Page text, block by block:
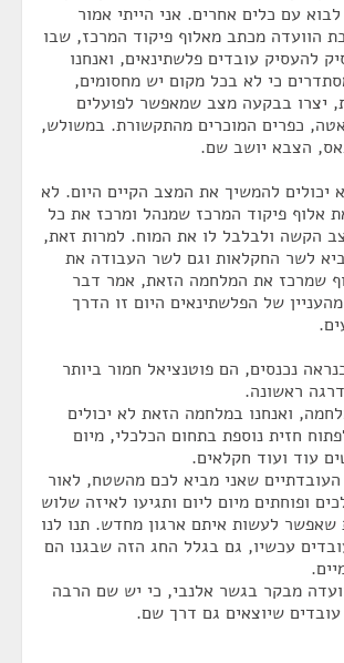
עם כלים אחרים. אני הייתי אמור
הוועדה מכתב מאלוף פיקוד המרכז, שבו
להעסיק עובדים פלשתינאים, ואנחנו
כי לא בכל מקום יש מחסומים,
יצרו בבקעה מצב שמאפשר לפועלים
כפרים המוכרים מהתקשורת. במשולש,
הצבא יושב שם.
יכולים להמשיך את המצב הקיים היום. לא
אלוף פיקוד המרכז שמנהל ומרכז את כל
הקשה ולבלבל לו את המוח. למרות זאת,
לשר החקלאות וגם לשר העבודה את
שמרכז את המלחמה הזאת, אמר דבר
של הפלשתינאים היום זו הדרך
שכנראה נכנסים, הם פוטנציאל חמור ביותר
ראשונה.
ואנחנו במלחמה הזאת לא יכולים
חזית נוספת בתחום הכלכלי, מיום
עוד ועוד חקלאים.
העובדתיים שאני מביא לכם מהשטח, לאור
ופוחתים מיום ליום ותגיעו לאיזה שלוש
לעשות איתם ארגון מחדש. תנו לנו
עכשיו, גם בגלל החג הזה שבגנו הם
מבקר בגשר אלנבי, כי יש שם הרבה
שיוצאים גם דרך שם.